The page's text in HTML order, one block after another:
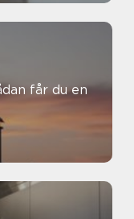
får du en